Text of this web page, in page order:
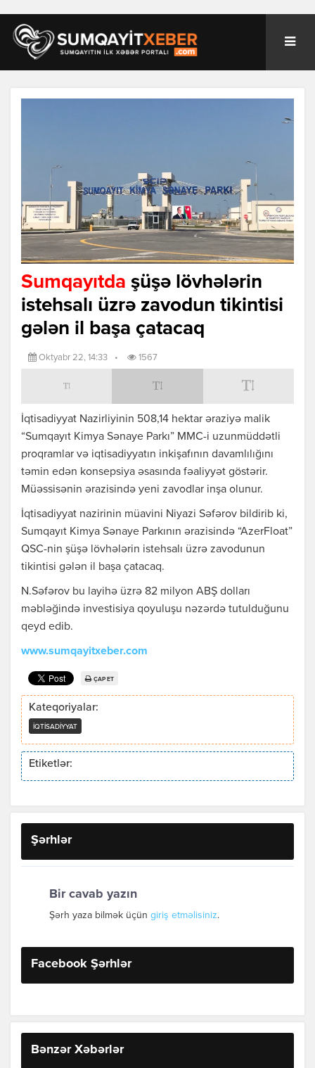
Sumqayıtda şüşə lövhələrin
istehsalı üzrə zavodun tikintisi
gələn il başa çatacaq
Oktyabr 22, 14:33 • 1567
İqtisadiyyat Nazirliyinin 508,14 hektar əraziyə malik
“Sumqayıt Kimya Sənaye Parkı” MMC-i uzunmüddətli
proqramlar və iqtisadiyyatın inkişafının davamlılığını
təmin edən konsepsiya əsasında fəaliyyət göstərir.
Müəssisənin ərazisində yeni zavodlar inşa olunur.
İqtisadiyyat nazirinin müavini Niyazi Səfərov bildirib ki,
Sumqayıt Kimya Sənaye Parkının ərazisində “AzerFloat”
QSC-nin şüşə lövhələrin istehsalı üzrə zavodunun
tikintisi gələn il başa çatacaq.
N.Səfərov bu layihə üzrə 82 milyon ABŞ dolları
məbləğində investisiya qoyuluşu nəzərdə tutulduğunu
qeyd edib.
www.sumqayitxeber.com
ÇAP ET
Kateqoriyalar:
İQTISADIYYAT
Etiketlər:
Şərhlər
Bir cavab yazın
Şərh yaza bilmək üçün giriş etməlisiniz.
Facebook Şərhlər
Bənzər Xəbərlər